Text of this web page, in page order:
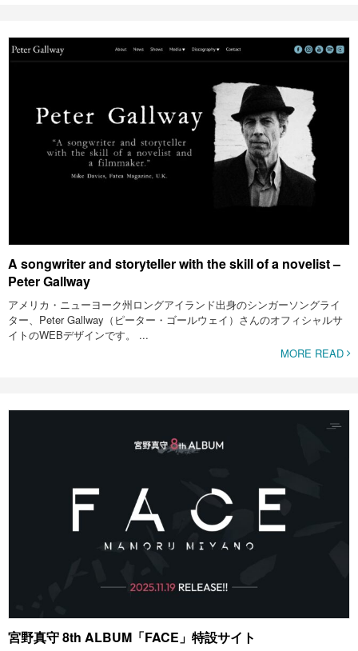
A songwriter and storyteller with the skill of a novelist –
Peter Gallway
アメリカ・ニューヨーク州ロングアイランド出身のシンガーソングライ
ター、Peter Gallway（ピーター・ゴールウェイ）さんのオフィシャルサ
イトのWEBデザインです。 ...
MORE READ
宮野真守 8th ALBUM「FACE」特設サイト